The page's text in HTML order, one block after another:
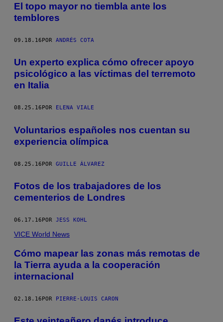
El topo mayor no tiembla ante los
temblores
09.18.16POR ANDRÉS COTA
Un experto explica cómo ofrecer apoyo
psicológico a las víctimas del terremoto
en Italia
08.25.16 POR ELENA VIALE
Voluntarios españoles nos cuentan su
experiencia olímpica
08.25.16POR GUILLE ÁLVAREZ
Fotos de los trabajadores de los
cementerios de Londres
06.17.16 POR JESS KOHL
VICE World News
Cómo mapear las zonas más remotas de
la Tierra ayuda a la cooperación
internacional
02.18.16POR PIERRE-LOUIS CARON